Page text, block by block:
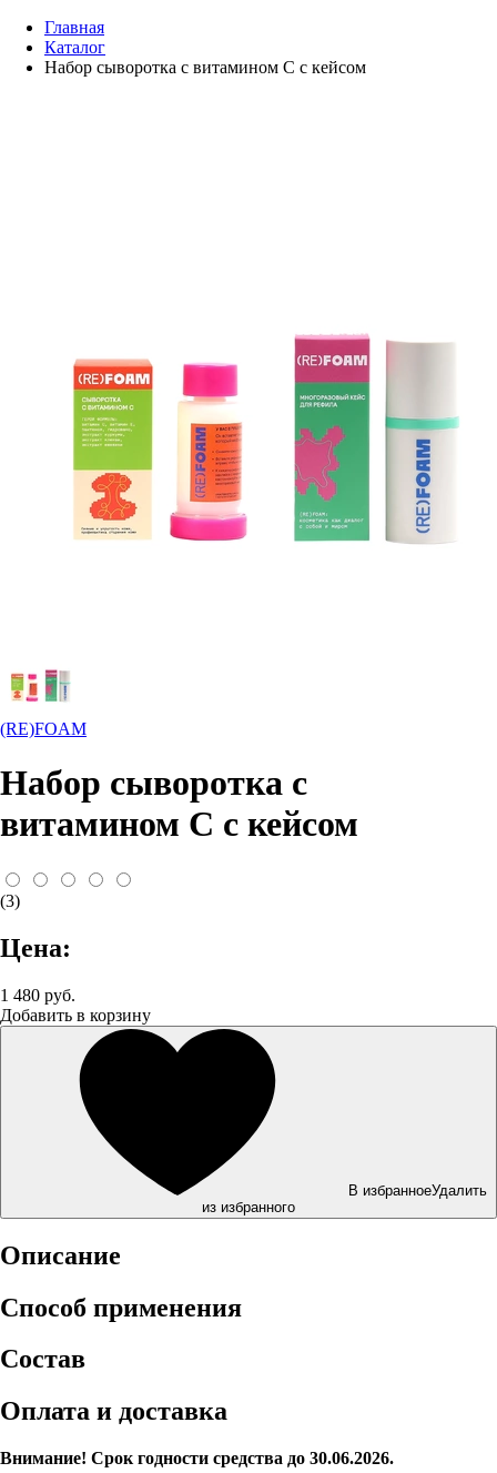
Главная
Каталог
Набор сыворотка с витамином С с кейсом
(RE)FOAM
Набор сыворотка с
витамином С с кейсом
(3)
Цена:
1 480 руб.
Добавить в корзину
В избранноеУдалить
из избранного
Описание
Способ применения
Состав
Оплата и доставка
Внимание! Срок годности средства до 30.06.2026.